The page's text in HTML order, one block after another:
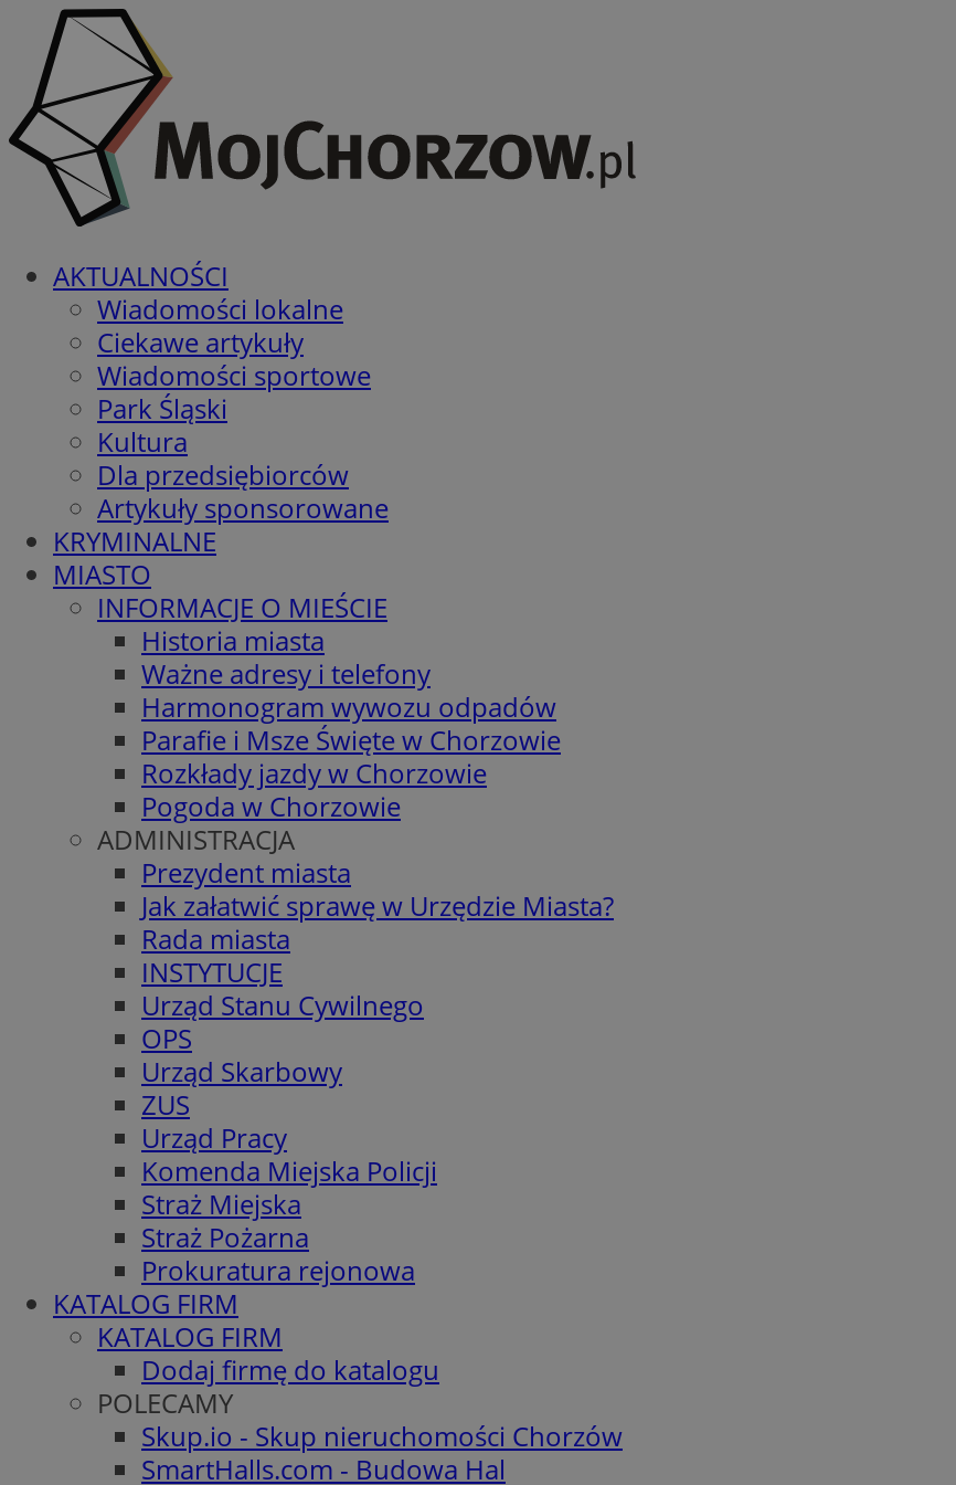
AKTUALNOŚCI
Wiadomości lokalne
Ciekawe artykuły
Wiadomości sportowe
Park Śląski
Kultura
Dla przedsiębiorców
Artykuły sponsorowane
KRYMINALNE
MIASTO
INFORMACJE O MIEŚCIE
Historia miasta
Ważne adresy i telefony
Harmonogram wywozu odpadów
Parafie i Msze Święte w Chorzowie
Rozkłady jazdy w Chorzowie
Pogoda w Chorzowie
ADMINISTRACJA
Prezydent miasta
Jak załatwić sprawę w Urzędzie Miasta?
Rada miasta
INSTYTUCJE
Urząd Stanu Cywilnego
OPS
Urząd Skarbowy
ZUS
Urząd Pracy
Komenda Miejska Policji
Straż Miejska
Straż Pożarna
Prokuratura rejonowa
KATALOG FIRM
KATALOG FIRM
Dodaj firmę do katalogu
POLECAMY
Skup.io - Skup nieruchomości Chorzów
SmartHalls.com - Budowa Hal